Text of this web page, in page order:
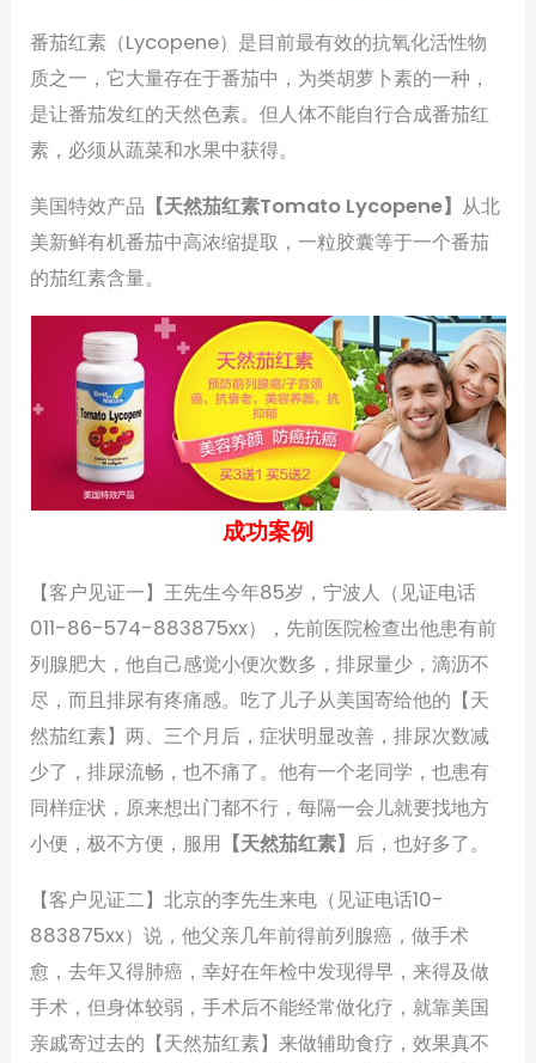
番茄红素（Lycopene）是目前最有效的抗氧化活性物
质之一，它大量存在于番茄中，为类胡萝卜素的一种，
是让番茄发红的天然色素。但人体不能自行合成番茄红
素，必须从蔬菜和水果中获得。
美国特效产品 【天然茄红素Tomato Lycopene】 从北
美新鲜有机番茄中高浓缩提取，一粒胶囊等于一个番茄
的茄红素含量。
成功案例
【客户见证一】王先生今年85岁，宁波人（见证电话
011-86-574-883875xx），先前医院检查出他患有前
列腺肥大，他自己感觉小便次数多，排尿量少，滴沥不
尽，而且排尿有疼痛感。吃了儿子从美国寄给他的【天
然茄红素】两、三个月后，症状明显改善，排尿次数减
少了，排尿流畅，也不痛了。他有一个老同学，也患有
同样症状，原来想出门都不行，每隔一会儿就要找地方
小便，极不方便，服用 【天然茄红素】 后，也好多了。
【客户见证二】北京的李先生来电（见证电话10-
883875xx）说，他父亲几年前得前列腺癌，做手术
愈，去年又得肺癌，幸好在年检中发现得早，来得及做
手术，但身体较弱，手术后不能经常做化疗，就靠美国
亲戚寄过去的【天然茄红素】来做辅助食疗，效果真不